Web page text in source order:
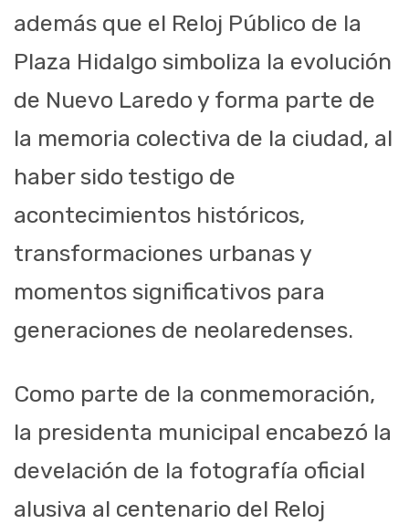
además que el Reloj Público de la
Plaza Hidalgo simboliza la evolución
de Nuevo Laredo y forma parte de
la memoria colectiva de la ciudad, al
haber sido testigo de
acontecimientos históricos,
transformaciones urbanas y
momentos significativos para
generaciones de neolaredenses.
Como parte de la conmemoración,
la presidenta municipal encabezó la
develación de la fotografía oficial
alusiva al centenario del Reloj